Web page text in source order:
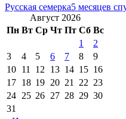
Русская семерка5 месяцев
Август 2026
Пн Вт Ср Чт Пт Сб Вс
1
2
3
4 5 6 7 8
9
10 11 12 13 14 15 16
17 18 19 20 21 22 23
24 25 26 27 28 29 30
31